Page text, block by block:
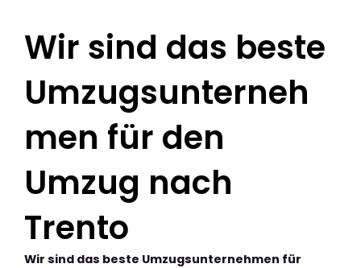
Wir sind das beste
Umzugsunterneh
men für den
Umzug nach
Trento
Wir sind das beste Umzugsunternehmen für